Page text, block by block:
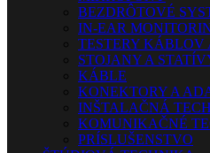
BEZDRÔTOVÉ
IN-EAR
TESTERY KÁBLOV
STOJANY A
KÁBLE
KONEKTORY A
INŠTALAČNÁ
KOMUNIKAČNÉ
PRÍSLUŠENSTVO